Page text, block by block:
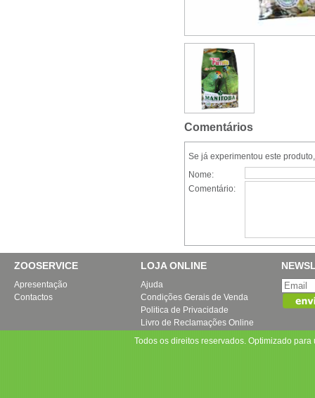
Comentários
Se já experimentou este
Nome:
Comentário:
ZOOSERVICE
Apresentação
Contactos
LOJA ONLINE
Ajuda
Condições Gerais de Venda
Politica de Privacidade
Livro de Reclamações Online
Todos os direitos reservados. Optimizado